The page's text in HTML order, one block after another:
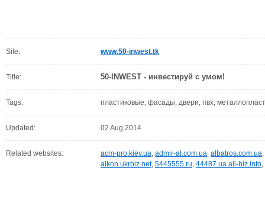
Site: www.50-inwest.tk
Title: 50-INWEST - инвестируй с умом!
Tags: пластиковые, фасады, двери, пвх,
Updated: 02 Aug 2014
Related websites: acm-pro.kiev.ua, admir-al.com.ua, albatros.com.ua,
alkon.ukrbiz.net, 5445555.ru, 44487.ua.all-biz.info,